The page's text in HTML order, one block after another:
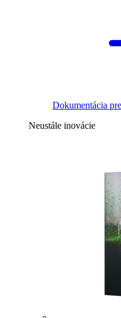
Dokumentácia
Neustále inovácie